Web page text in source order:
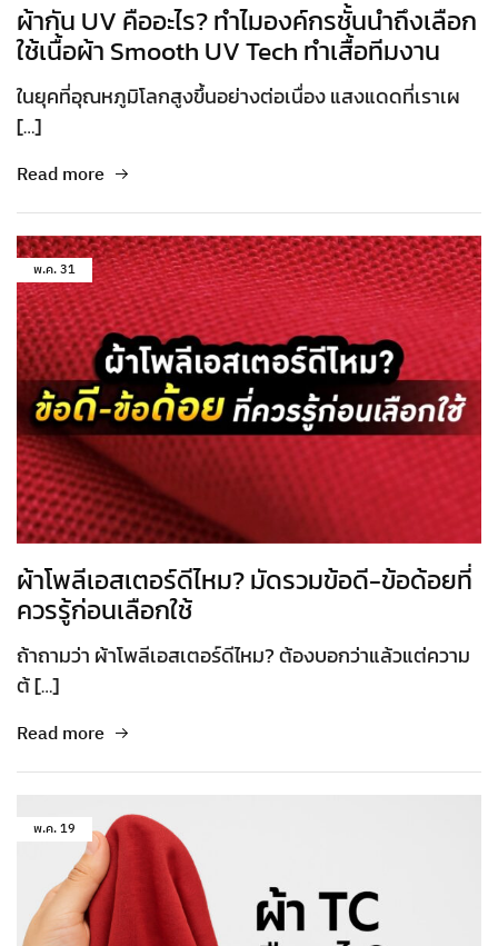
ผ้ากัน UV คืออะไร? ทำไมองค์กรชั้นนำถึงเลือก
ใช้เนื้อผ้า Smooth UV Tech ทำเสื้อทีมงาน
ในยุคที่อุณหภูมิโลกสูงขึ้นอย่างต่อเนื่อง แสงแดดที่เราเผ
[…]
Read more
พ.ค.31
ผ้าโพลีเอสเตอร์ดีไหม? มัดรวมข้อดี-ข้อด้อยที่
ควรรู้ก่อนเลือกใช้
ถ้าถามว่า ผ้าโพลีเอสเตอร์ดีไหม? ต้องบอกว่าแล้วแต่ความ
ต้ […]
Read more
พ.ค.19